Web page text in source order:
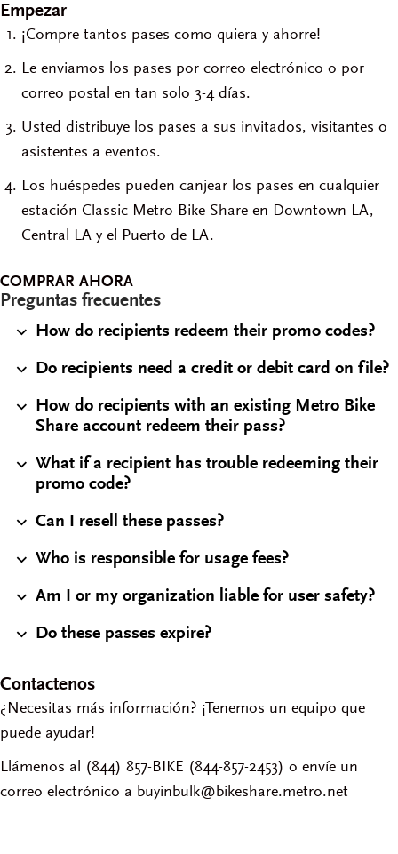
Empezar
¡Compre tantos pases como quiera y ahorre!
Le enviamos los pases por correo electrónico o por
correo postal en tan solo 3-4 días.
Usted distribuye los pases a sus invitados, visitantes o
asistentes a eventos.
Los huéspedes pueden canjear los pases en cualquier
estación Classic Metro Bike Share en Downtown LA,
Central LA y el Puerto de LA.
COMPRAR AHORA
Preguntas frecuentes
How do recipients redeem their promo codes?
Do recipients need a credit or debit card on file?
How do recipients with an existing Metro Bike
Share account redeem their pass?
What if a recipient has trouble redeeming their
promo code?
Can I resell these passes?
Who is responsible for usage fees?
Am I or my organization liable for user safety?
Do these passes expire?
Contactenos
¿Necesitas más información? ¡Tenemos un equipo que
puede ayudar!
Llámenos al (844) 857-BIKE (844-857-2453) o envíe un
correo electrónico a buyinbulk@bikeshare.metro.net